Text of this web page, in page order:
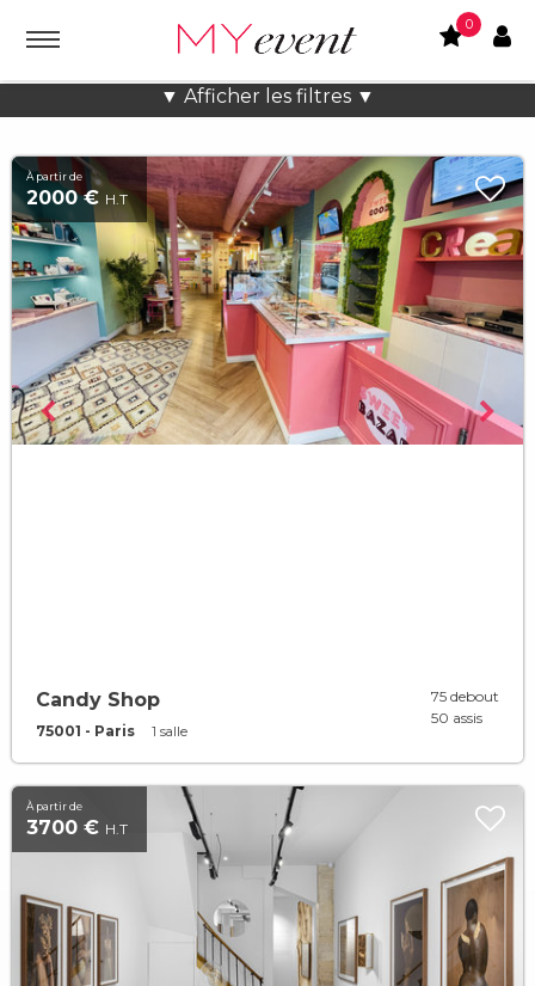
0
▼ Afficher les filtres ▼
Location lieux et salles atypiques
À partir de
2000 € H.T
Candy Shop
75001 - Paris 1 salle
75 debout
50 assis
À partir de
3700 € H.T